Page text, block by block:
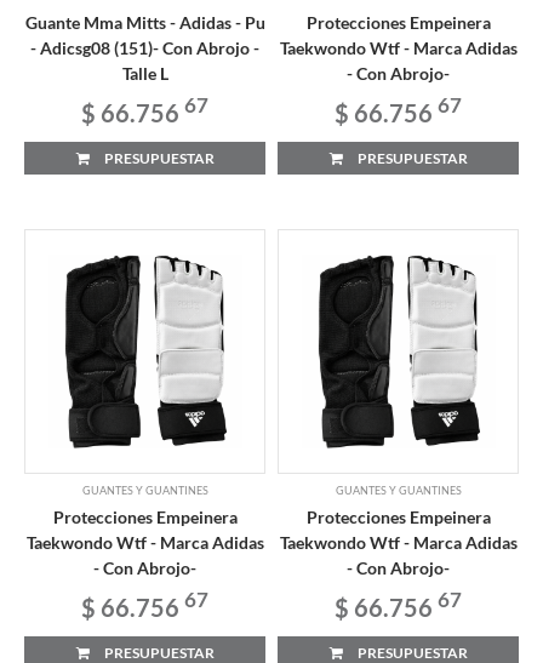
Guante Mma Mitts - Adidas - Pu
- Adicsg08 (151)- Con Abrojo -
Talle L
$ 66.756 67
PRESUPUESTAR
Protecciones Empeinera
Taekwondo Wtf - Marca Adidas
- Con Abrojo-
$ 66.756 67
PRESUPUESTAR
GUANTES Y GUANTINES
Protecciones Empeinera
Taekwondo Wtf - Marca Adidas
- Con Abrojo-
$ 66.756 67
PRESUPUESTAR
GUANTES Y GUANTINES
Protecciones Empeinera
Taekwondo Wtf - Marca Adidas
- Con Abrojo-
$ 66.756 67
PRESUPUESTAR